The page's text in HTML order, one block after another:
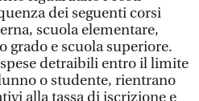
dei seguenti corsi
scuola elementare,
grado e scuola superiore.
detraibili entro il limite
o studente, rientrano
alla tassa di iscrizione e